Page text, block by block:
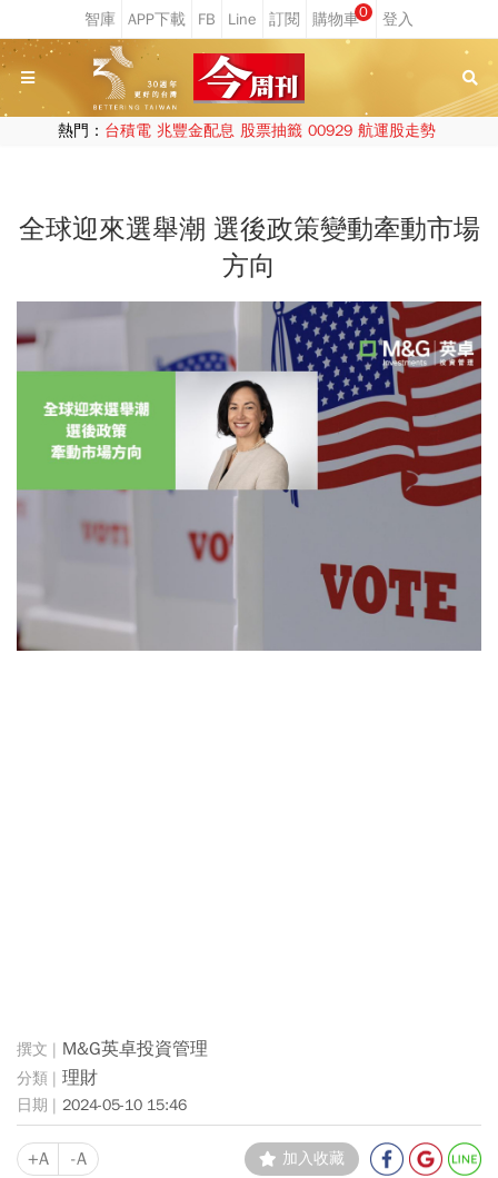
0
熱門： 台積電 兆豐金配息 股票抽籤 00929 航運股走勢
全球迎來選舉潮 選後政策變動牽動市場
方向
M&G英卓投資管理
理財
2024-05-10 15:46
+A -A 加入收藏